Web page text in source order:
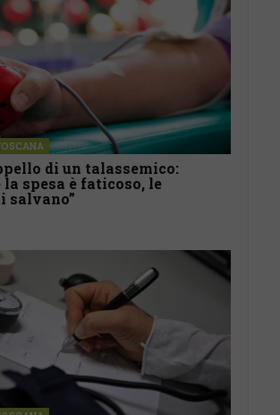
di un talassemico:
la spesa è faticoso, le
salvano”